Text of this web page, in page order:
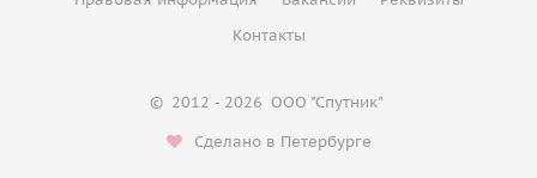
Контакты
© 2012 - 2026 ООО "Спутник"
Сделано в Петербурге